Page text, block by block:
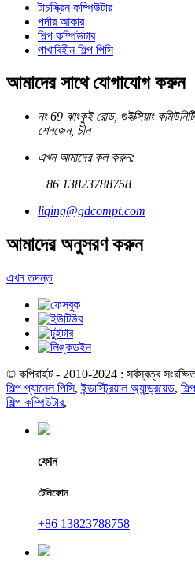
টাচস্ক্রিন কম্পিউটার
পর্দার আকার
শিল্প কম্পিউটার
পাখাবিহীন শিল্প পিসি
আমাদের সাথে যোগাযোগ করুন
নং 69 ঝাংকুই রোড, গুইক্সিয়াং
শেনজেন, চীন
এখন আমাদের কল করুন:
+86 13823788758
liqing@gdcompt.com
আমাদের অনুসরণ করুন
এখন তদন্ত
© কপিরাইট - 2010-2024 : সর্বস্বত্ব
শিল্প প্যানেল পিসি,ইন্ডাস্ট্রিয়াল অ্যান্ড্রয়েড,
শিল্প কম্পিউটার,
ফোন
টেলিফোন
+86 13823788758